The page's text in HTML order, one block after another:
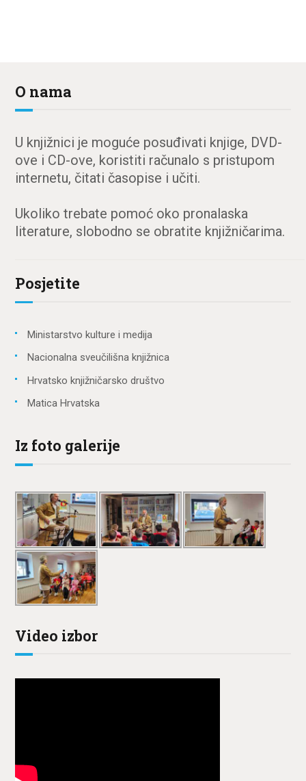
O nama
U knjižnici je moguće posuđivati knjige, DVD-
ove i CD-ove, koristiti računalo s pristupom
internetu, čitati časopise i učiti.
Ukoliko trebate pomoć oko pronalaska
literature, slobodno se obratite knjižničarima.
Posjetite
Ministarstvo kulture i medija
Nacionalna sveučilišna knjižnica
Hrvatsko knjižničarsko društvo
Matica Hrvatska
Iz foto galerije
Video izbor